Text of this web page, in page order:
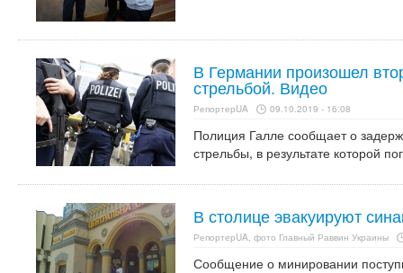
В Германии произошел
стрельбой. Видео
РепортерUA 09.10.2019 - 16:08
Полиция Галле сообщает о
стрельбы, в результате которой
В столице эвакуируют
РепортерUA, фото Главный Раввин Украины
Сообщение о минировании